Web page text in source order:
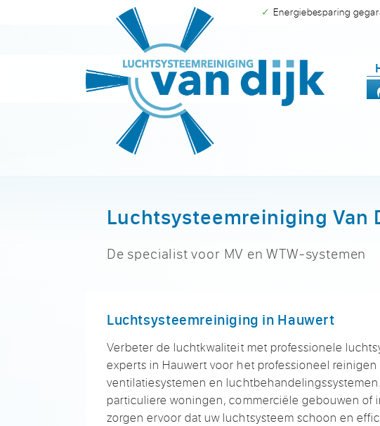
✓ Energiebesparing
Luchtsysteemreiniging Van
De specialist voor MV en WTW-systemen
Luchtsysteemreiniging in Hauwert
Verbeter de luchtkwaliteit met professionele
experts in Hauwert voor het professioneel
ventilatiesystemen en
particuliere woningen, commerciële gebouwen of
zorgen ervoor dat uw luchtsysteem schoon en